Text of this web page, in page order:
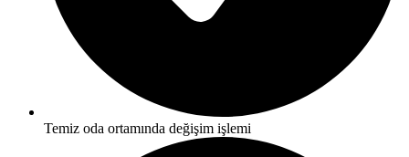
Temiz oda ortamında değişim işlemi